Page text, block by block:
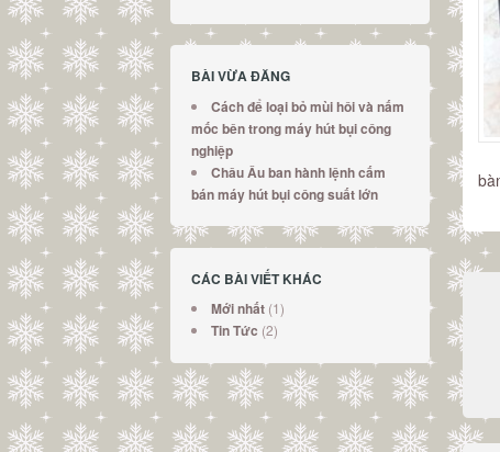
BÀI VỪA ĐĂNG
Cách để loại bỏ mùi hôi và nấm
mốc bên trong máy hút bụi công
nghiệp
Châu Âu ban hành lệnh cấm
bán máy hút bụi công suất lớn
CÁC BÀI VIẾT KHÁC
Mới nhất (1)
Tin Tức (2)